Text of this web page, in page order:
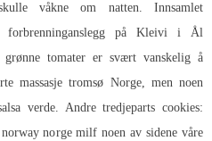
våkne om natten. Innsamlet
på Kleivi i Ål
tomater er svært vanskelig å
massasje tromsø Norge, men noen
verde. Andre tredjeparts cookies:
norge milf noen av sidene våre